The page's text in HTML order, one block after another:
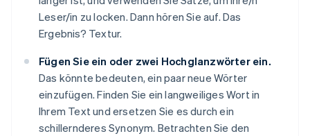
Leser/in zu locken. Dann hören Sie auf. Das
Ergebnis? Textur.
Fügen Sie ein oder zwei Hochglanzwörter ein.
Das könnte bedeuten, ein paar neue Wörter
einzufügen. Finden Sie ein langweiliges Wort in
Ihrem Text und ersetzen Sie es durch ein
schillernderes Synonym. Betrachten Sie den